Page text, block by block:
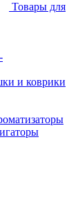
Товары для
и коврики